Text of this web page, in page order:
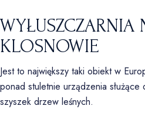
WYŁUSZCZARNIA
KLOSNOWIE
Jest to największy taki obiekt w
ponad stuletnie urządzenia służące
szyszek drzew leśnych.